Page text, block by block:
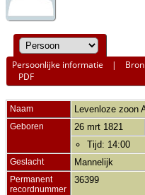
Persoonlijke informatie |
PDF
Naam Levenloze zoon
Geboren 26 mrt 1821
Tijd: 14:00
Geslacht Mannelijk
Permanent
recordnummer
36399